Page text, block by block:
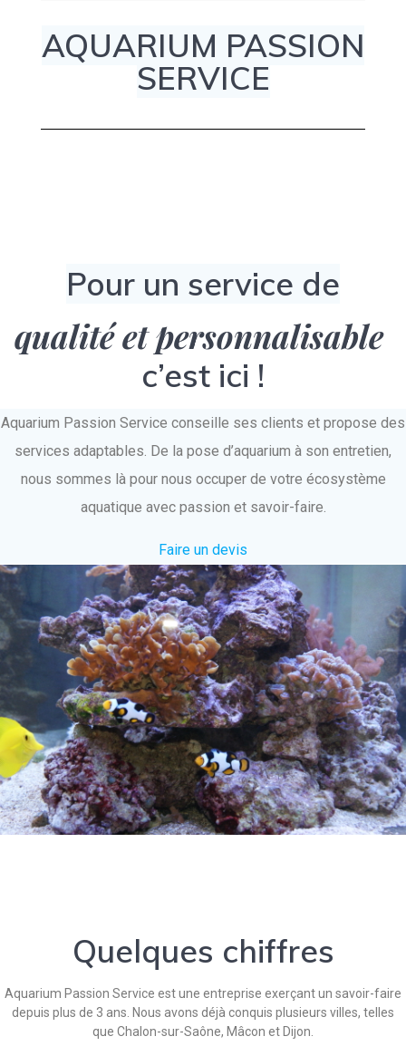
AQUARIUM PASSION
SERVICE
Pour un service de
qualité et personnalisable
c’est ici !
Aquarium Passion Service conseille ses clients et propose des
services adaptables. De la pose d’aquarium à son entretien,
nous sommes là pour nous occuper de votre écosystème
aquatique avec passion et savoir-faire.
Faire un devis
Quelques chiffres
Aquarium Passion Service est une entreprise exerçant un savoir-faire
depuis plus de 3 ans. Nous avons déjà conquis plusieurs villes, telles
que Chalon-sur-Saône, Mâcon et Dijon.